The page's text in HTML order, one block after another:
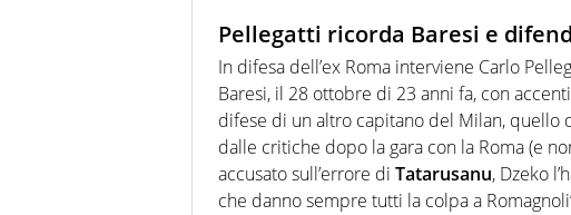
Pellegatti ricorda Baresi e
In difesa dell’ex Roma interviene Carlo
Baresi, il 28 ottobre di 23 anni fa, con
difese di un altro capitano del Milan, quello
dalle critiche dopo la gara con la Roma (e
accusato sull’errore di Tatarusanu, Dzeko
che danno sempre tutti la colpa a